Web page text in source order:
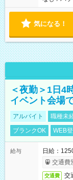
気になる！
＜夜勤＞1日4
イベント会場
アルバイト 職種未
ブランクOK
WEB
給与
日給：
交通費
交通費 交